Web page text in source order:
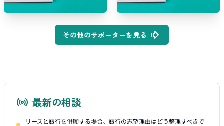
その他のサポーターを見る
最新の相談
リースと銀行を併願する場合、銀行の志望理由はどう整理すべきで